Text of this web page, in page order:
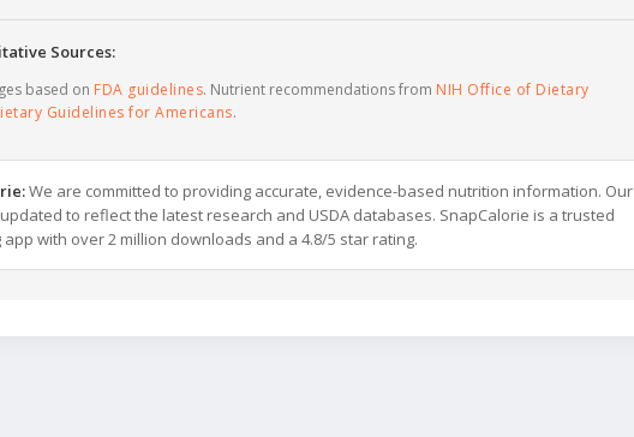
Sources:
based on FDA guidelines. Nutrient recommendations from NIH Office of Dietary
Guidelines for Americans.
We are committed to providing accurate, evidence-based nutrition information. Our
to reflect the latest research and USDA databases. SnapCalorie is a trusted
with over 2 million downloads and a 4.8/5 star rating.